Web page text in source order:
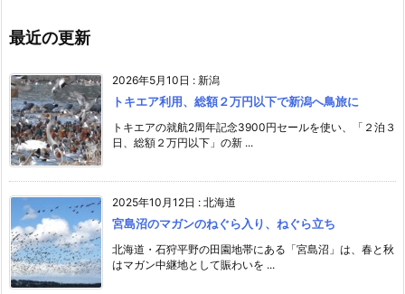
最近の更新
2026年5月10日 : 新潟
トキエア利用、総額２万円以下で新潟へ鳥旅に
トキエアの就航2周年記念3900円セールを使い、「２泊３
日、総額２万円以下」の新 ...
2025年10月12日 : 北海道
宮島沼のマガンのねぐら入り、ねぐら立ち
北海道・石狩平野の田園地帯にある「宮島沼」は、春と秋
はマガン中継地として賑わいを ...